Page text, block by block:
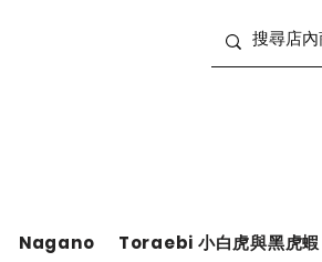
Nagano Toraebi 小白虎與黑虎蝦